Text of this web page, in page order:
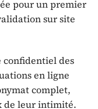
pour un premier
sur site
des
en ligne
complet,
de leur intimité.